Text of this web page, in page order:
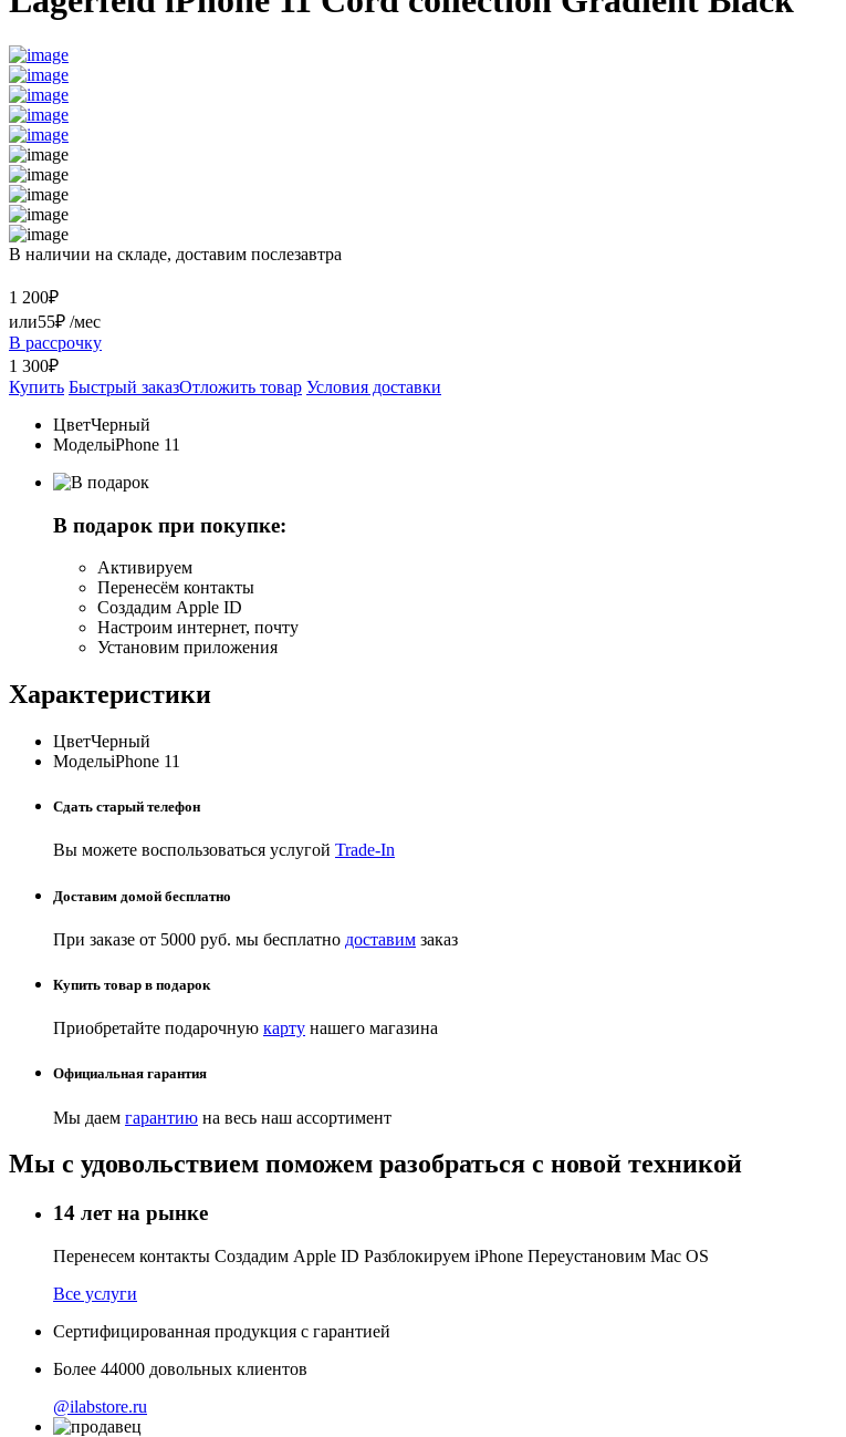
В наличии на складе, доставим послезавтра
1 200₽
или55₽ /мес
В рассрочку
1 300₽
Купить Быстрый заказОтложить товар Условия доставки
ЦветЧерный
МодельiPhone 11
В подарок при покупке:
Активируем
Перенесём контакты
Создадим Apple ID
Настроим интернет, почту
Установим приложения
Характеристики
ЦветЧерный
МодельiPhone 11
Сдать старый телефон
Вы можете воспользоваться услугой Trade-In
Доставим домой бесплатно
При заказе от 5000 руб. мы бесплатно доставим заказ
Купить товар в подарок
Приобретайте подарочную карту нашего магазина
Официальная гарантия
Мы даем гарантию на весь наш ассортимент
Мы с удовольствием поможем разобраться с новой техникой
14 лет на рынке
Перенесем контакты Создадим Apple ID Разблокируем iPhone Переустановим Mac OS
Все услуги
Сертифицированная продукция с гарантией
Более 44000 довольных клиентов
@ilabstore.ru